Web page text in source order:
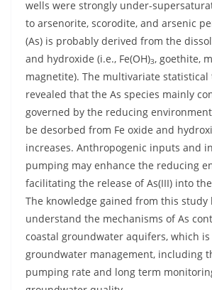
wells were strongly under-
to arsenorite, scorodite, and arsenic
(As) is probably derived from the
and hydroxide (i.e., Fe(OH)3, goethite,
magnetite). The multivariate statistical
revealed that the As species mainly
governed by the reducing
be desorbed from Fe oxide and
increases. Anthropogenic inputs and
pumping may enhance the reducing
facilitating the release of As(III) into
The knowledge gained from this
understand the mechanisms of As
coastal groundwater aquifers, which
groundwater management, including
pumping rate and long term